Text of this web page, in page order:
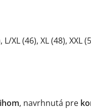
XL (46), XL (48), XXL
, navrhnutá pre